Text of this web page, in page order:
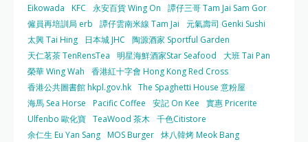
Eikowada
KFC 永安百貨 Wing On
譚仔三哥 Tam Jai Sam Gor
僱員再培訓局 erb
譚仔雲南米線 Tam Jai
元氣壽司 Genki Sushi
太興 Tai Hing
日本城 JHC
陶源酒家 Sportful Garden
天仁茗茶 TenRensTea
明星海鮮酒家Star Seafood
大班 Tai Pan
榮華 Wing Wah
香港紅十字會 Hong Kong Red Cross
香港公共圖書館 hkpl.gov.hk The Spaghetti House 意粉屋
海馬 Sea Horse
Pacific Coffee 安記 On Kee
實惠 Pricerite
Ulfenbo 歐化寶 TeaWood 茶木 千色Citistore
余仁生 Eu Yan Sang MOS Burger 炑八韓烤 Meok Bang